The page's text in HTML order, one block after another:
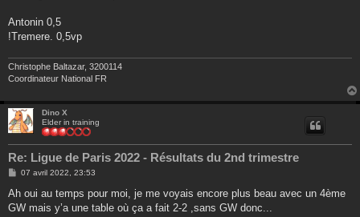
Antonin 0,5
!Tremere. 0,5vp
Christophe Baltazar, 3200114
Coordinateur National FR
Dino X
Elder in training
Re: Ligue de Paris 2022 - Résultats du 2nd trimestre
M
s
a
07 avril 2022, 23:53
Ah oui au temps pour moi, je me voyais encore plus beau avec un 4ème
GW mais y’a une table où ça a fait 2-2 ,sans GW donc...